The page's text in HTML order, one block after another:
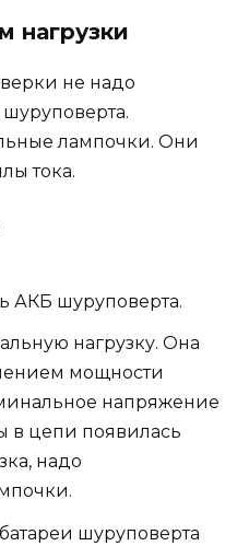
нагрузки
не надо
лампочки. Они
тока.
АКБ шуруповерта.
нагрузку. Она
мощности
напряжение
в цепи появилась
надо
шуруповерта